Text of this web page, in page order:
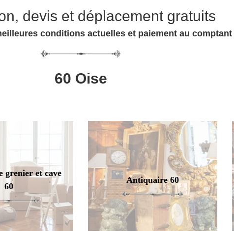
devis et déplacement gratuits
conditions actuelles et paiement au comptant
60 Oise
grenier et cave
60
Antiquaire 60